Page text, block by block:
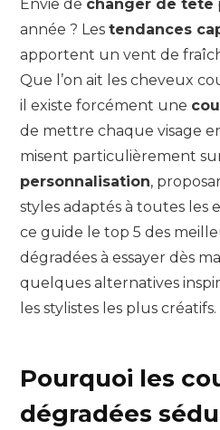
Envie de changer de tête
année ? Les tendances
apportent un vent de
Que l’on ait les cheveux
il existe forcément une
de mettre chaque visage
misent particulièrement
personnalisation,
styles adaptés à toutes les
ce guide le top 5 des
dégradées à essayer dès
quelques alternatives
les stylistes les plus créatifs.
Pourquoi les
dégradées